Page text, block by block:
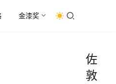
金漆奖
佐
敦